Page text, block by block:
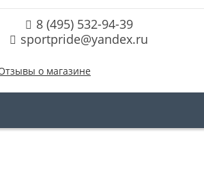
8 (495) 532-94-39
sportpride@yandex.ru
о магазине